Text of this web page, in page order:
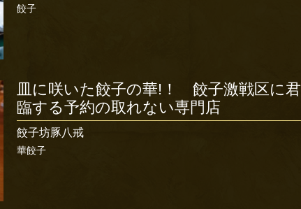
餃子
皿に咲いた餃子の華!！ 餃子激戦区に君
臨する予約の取れない専門店
餃子坊豚八戒
華餃子